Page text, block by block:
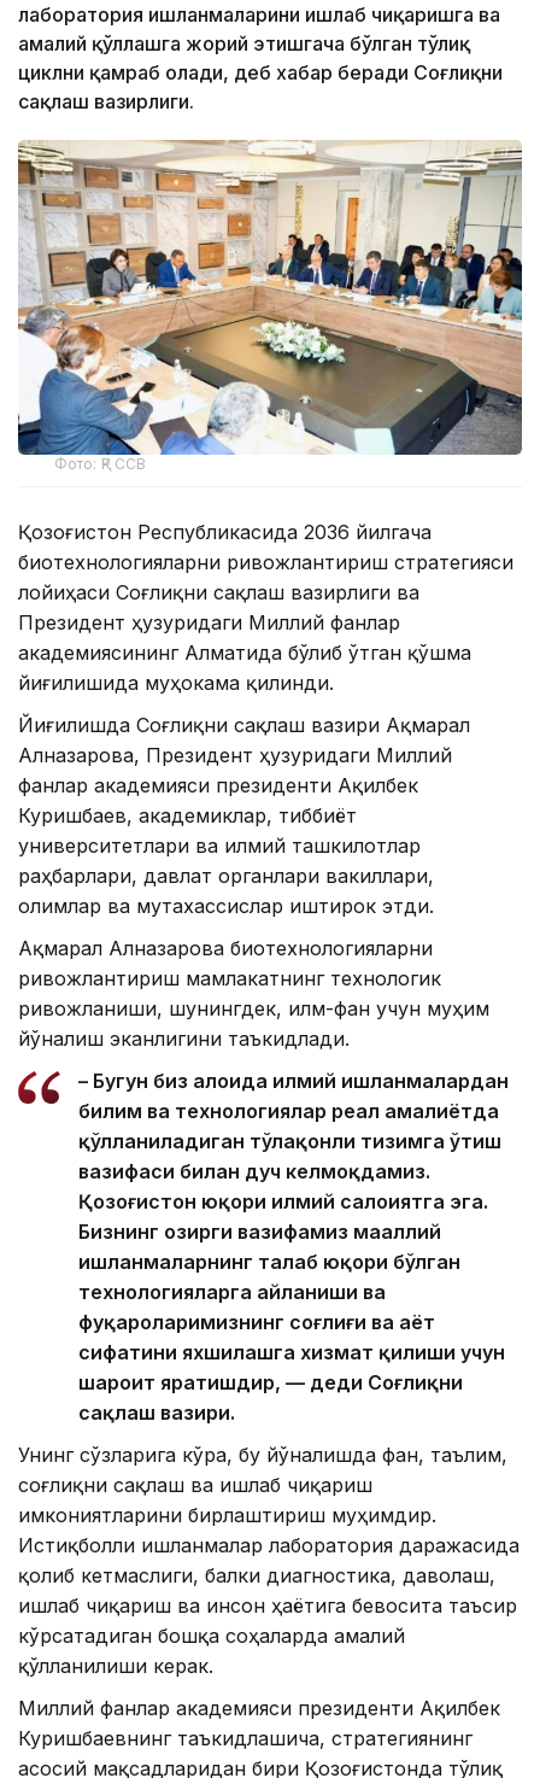
лаборатория ишланмаларини ишлаб чиқаришга ва
амалий қўллашга жорий этишгача бўлган тўлиқ
циклни қамраб олади, деб хабар беради Соғлиқни
сақлаш вазирлиги.
Фото: ҚР ССВ
Қозоғистон Республикасида 2036 йилгача
биотехнологияларни ривожлантириш стратегияси
лойиҳаси Соғлиқни сақлаш вазирлиги ва
Президент ҳузуридаги Миллий фанлар
академиясининг Алматида бўлиб ўтган қўшма
йиғилишида муҳокама қилинди.
Йиғилишда Соғлиқни сақлаш вазири Ақмарал
Алназарова, Президент ҳузуридаги Миллий
фанлар академияси президенти Ақилбек
Куришбаев, академиклар, тиббиёт
университетлари ва илмий ташкилотлар
раҳбарлари, давлат органлари вакиллари,
олимлар ва мутахассислар иштирок этди.
Ақмарал Алназарова биотехнологияларни
ривожлантириш мамлакатнинг технологик
ривожланиши, шунингдек, илм-фан учун муҳим
йўналиш эканлигини таъкидлади.
– Бугун биз алоҳида илмий ишланмалардан
билим ва технологиялар реал амалиётда
қўлланиладиган тўлақонли тизимга ўтиш
вазифаси билан дуч келмоқдамиз.
Қозоғистон юқори илмий салоҳиятга эга.
Бизнинг ҳозирги вазифамиз маҳаллий
ишланмаларнинг талаб юқори бўлган
технологияларга айланиши ва
фуқароларимизнинг соғлиғи ва ҳаёт
сифатини яхшилашга хизмат қилиши учун
шароит яратишдир, — деди Соғлиқни
сақлаш вазири.
Унинг сўзларига кўра, бу йўналишда фан, таълим,
соғлиқни сақлаш ва ишлаб чиқариш
имкониятларини бирлаштириш муҳимдир.
Истиқболли ишланмалар лаборатория даражасида
қолиб кетмаслиги, балки диагностика, даволаш,
ишлаб чиқариш ва инсон ҳаётига бевосита таъсир
кўрсатадиган бошқа соҳаларда амалий
қўлланилиши керак.
Миллий фанлар академияси президенти Ақилбек
Куришбаевнинг таъкидлашича, стратегиянинг
асосий мақсадларидан бири Қозоғистонда тўлиқ